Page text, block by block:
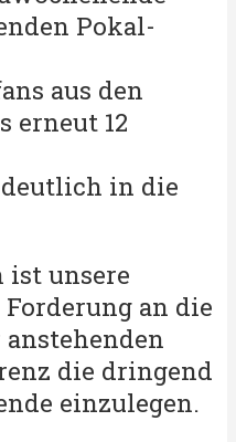
Pokal-
aus den
erneut 12
in die
ist unsere
an die
die dringend
einzulegen.